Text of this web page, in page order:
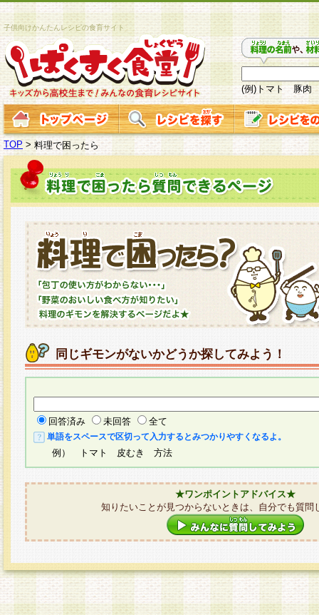
子供向けかんたんレシピの食育サイト
(例)トマト 豚肉
TOP >料理で困ったら
同じギモンがないかどうか探してみよう！
回答済み 未回答 全て
単語をスペースで区切って入力するとみつかりやすくなるよ。
例） トマト 皮むき 方法
★ワンポイントアドバイス★
知りたいことが見つからないときは、自分でも質問